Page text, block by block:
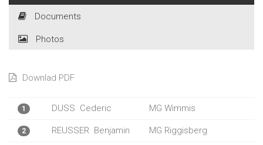
Documents
Photos
Downlad PDF
1 DUSS Cederic MG Wimmis
2 REUSSER Benjamin MG Riggisberg